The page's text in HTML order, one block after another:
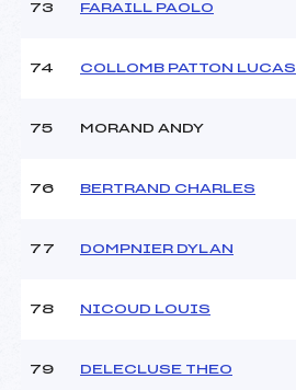
73 FARAILL PAOLO
74 COLLOMB PATTON LUCAS
75 MORAND ANDY
76 BERTRAND CHARLES
77 DOMPNIER DYLAN
78 NICOUD LOUIS
79 DELECLUSE THEO